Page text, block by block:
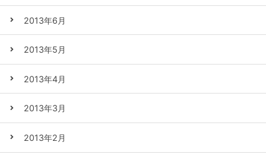
2013年6月
2013年5月
2013年4月
2013年3月
2013年2月